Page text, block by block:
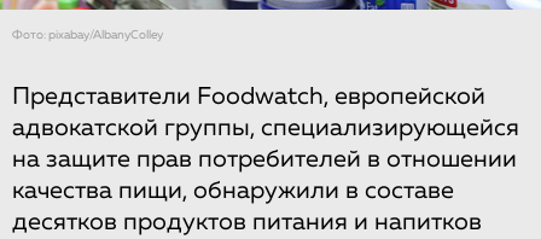
Фото: pixabay/AlbanyColley
Представители Foodwatch, европейской
адвокатской группы, специализирующейся
на защите прав потребителей в отношении
качества пищи, обнаружили в составе
десятков продуктов питания и напитков